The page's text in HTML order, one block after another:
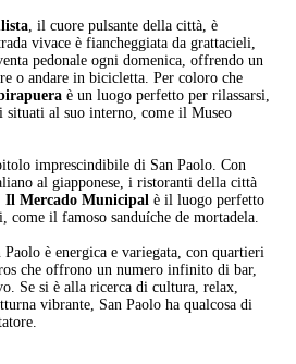
, il cuore pulsante della città, è
vivace è fiancheggiata da grattacieli,
pedonale ogni domenica, offrendo un
o andare in bicicletta. Per coloro che
è un luogo perfetto per rilassarsi,
al suo interno, come il Museo
imprescindibile di San Paolo. Con
al giapponese, i ristoranti della città
Il Mercado Municipalè il luogo perfetto
come il famoso sanduíche de mortadela.
è energica e variegata, con quartieri
che offrono un numero infinito di bar,
Se si è alla ricerca di cultura, relax,
vibrante, San Paolo ha qualcosa di